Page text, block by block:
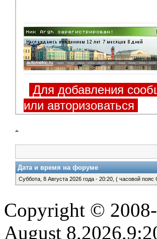
Для добавления
или авторизоваться
Дата и время на форуме
Суббота, 8 Августа 2026 года - 20:20, ( часовой пояс
Copyright ©
August